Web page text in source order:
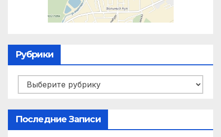
Рубрики
Рубрики
Последние Записи